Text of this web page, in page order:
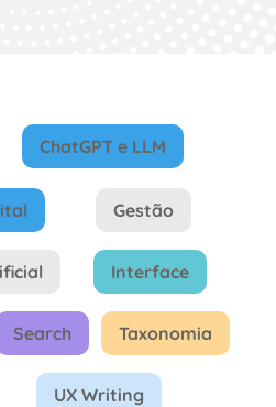
ChatGPT e LLM
Gestão
Interface
Search Taxonomia
UX Writing